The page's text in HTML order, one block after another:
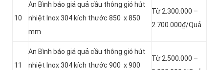
10
An Bình báo giá quả cầu thông gió hút
nhiệt Inox 304 kích thước 850 x 850
mm
Từ 2.300.000 –
2.700.000₫/Quả
11
An Bình báo giá quả cầu thông gió hút
nhiệt Inox 304 kích thước 900 x 900
Từ 2.500.000 –